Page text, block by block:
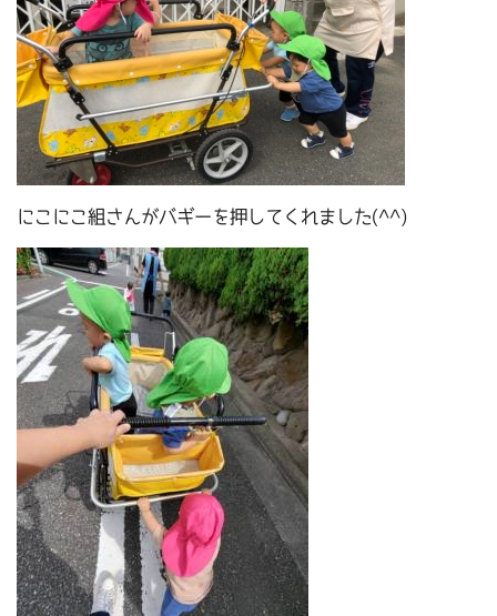
にこにこ組さんがバギーを押してくれました(^^)